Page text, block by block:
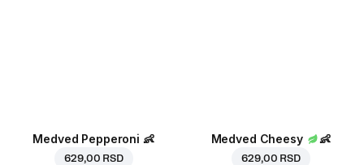
Medved Pepperoni 👶
629,00 RSD
Medved Cheesy 👶
629,00 RSD